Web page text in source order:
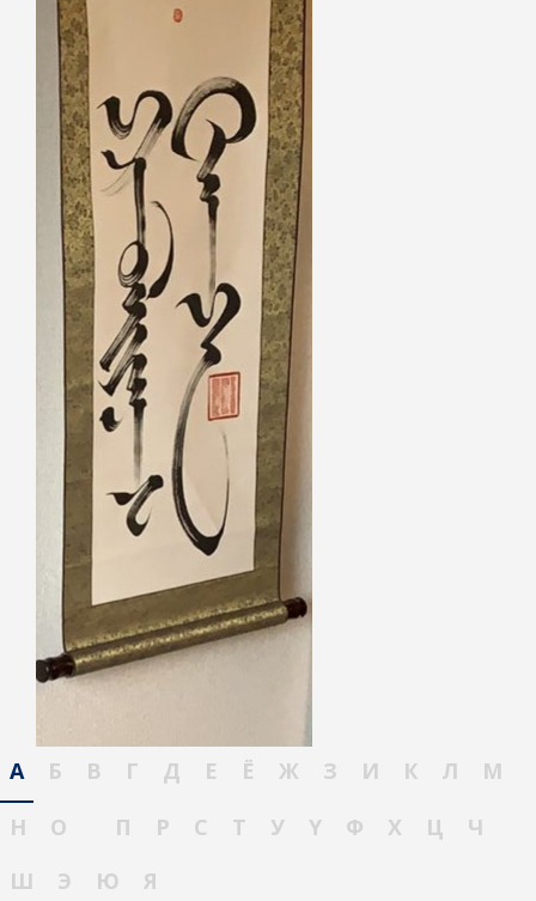
А Б В Г Д Е Ё Ж З И К Л
М
Н
О П Р С Т У Ү Ф Х Ц
Ч
Ш
Э Ю Я